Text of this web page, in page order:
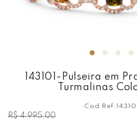
143101-Pulseira em
Turmalinas
Cod Ref: 143101
R$ 4.995,00